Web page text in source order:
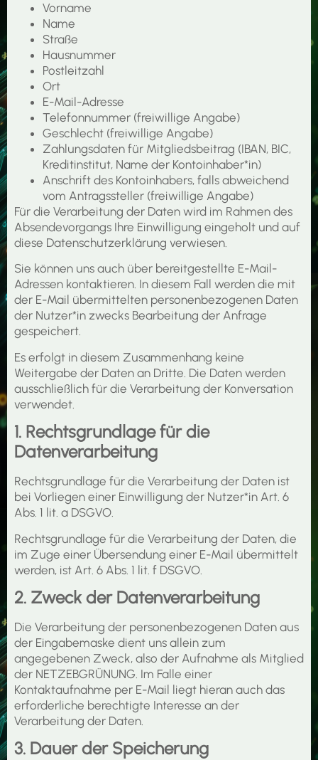
Vorname
Name
Straße
Hausnummer
Postleitzahl
Ort
E-Mail-Adresse
Telefonnummer (freiwillige Angabe)
Geschlecht (freiwillige Angabe)
Zahlungsdaten für Mitgliedsbeitrag (IBAN, BIC,
Kreditinstitut, Name der Kontoinhaber*in)
Anschrift des Kontoinhabers, falls abweichend
vom Antragssteller (freiwillige Angabe)
Für die Verarbeitung der Daten wird im Rahmen des
Absendevorgangs Ihre Einwilligung eingeholt und auf
diese Datenschutzerklärung verwiesen.
Sie können uns auch über bereitgestellte E-Mail-
Adressen kontaktieren. In diesem Fall werden die mit
der E-Mail übermittelten personenbezogenen Daten
der Nutzer*in zwecks Bearbeitung der Anfrage
gespeichert.
Es erfolgt in diesem Zusammenhang keine
Weitergabe der Daten an Dritte. Die Daten werden
ausschließlich für die Verarbeitung der Konversation
verwendet.
1. Rechtsgrundlage für die
Datenverarbeitung
Rechtsgrundlage für die Verarbeitung der Daten ist
bei Vorliegen einer Einwilligung der Nutzer*in Art. 6
Abs. 1 lit. a DSGVO.
Rechtsgrundlage für die Verarbeitung der Daten, die
im Zuge einer Übersendung einer E-Mail übermittelt
werden, ist Art. 6 Abs. 1 lit. f DSGVO.
2. Zweck der Datenverarbeitung
Die Verarbeitung der personenbezogenen Daten aus
der Eingabemaske dient uns allein zum
angegebenen Zweck, also der Aufnahme als Mitglied
der NETZEBGRÜNUNG. Im Falle einer
Kontaktaufnahme per E-Mail liegt hieran auch das
erforderliche berechtigte Interesse an der
Verarbeitung der Daten.
3. Dauer der Speicherung